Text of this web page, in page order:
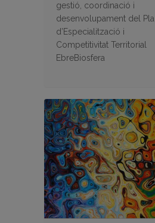
gestió, coordinació i
desenvolupament del Pla
d’Especialització i
Competitivitat Territorial
EbreBiosfera